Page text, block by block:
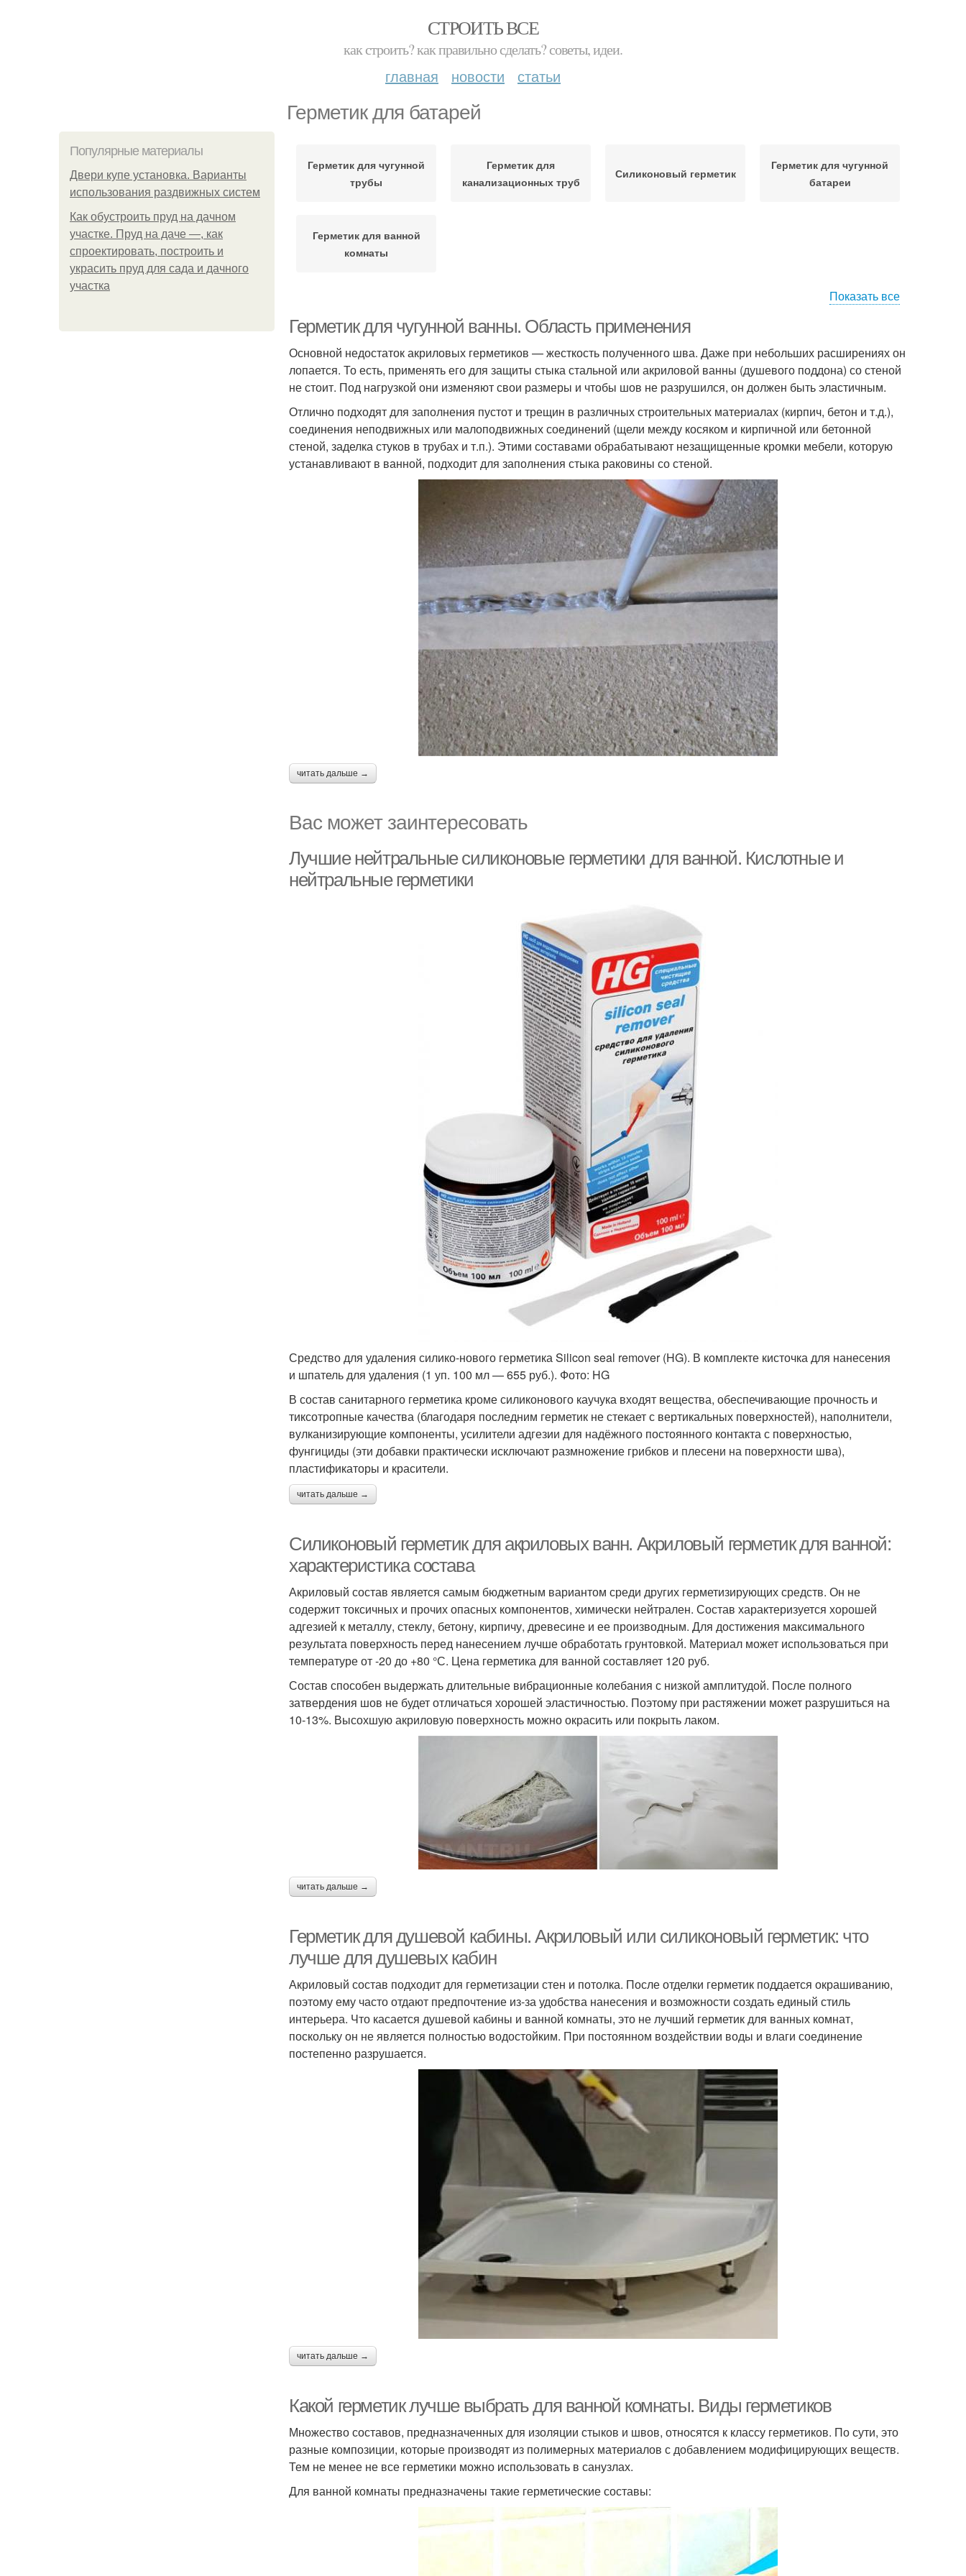
СТРОИТЬ ВСЕ
как строить? как правильно сделать? советы, идеи.
главная новости статьи
Герметик для батарей
Популярные материалы
Двери купе установка. Варианты
использования раздвижных систем
Как обустроить пруд на дачном
участке. Пруд на даче —, как
спроектировать, построить и
украсить пруд для сада и дачного
участка
Герметик для чугунной
трубы
Герметик для
канализационных труб
Силиконовый герметик
Герметик для чугунной
батареи
Герметик для ванной
комнаты
Показать все
Герметик для чугунной ванны. Область применения
Основной недостаток акриловых герметиков — жесткость полученного шва. Даже при небольших расширениях он
лопается. То есть, применять его для защиты стыка стальной или акриловой ванны (душевого поддона) со стеной
не стоит. Под нагрузкой они изменяют свои размеры и чтобы шов не разрушился, он должен быть эластичным.
Отлично подходят для заполнения пустот и трещин в различных строительных материалах (кирпич, бетон и т.д.),
соединения неподвижных или малоподвижных соединений (щели между косяком и кирпичной или бетонной
стеной, заделка стуков в трубах и т.п.). Этими составами обрабатывают незащищенные кромки мебели, которую
устанавливают в ванной, подходит для заполнения стыка раковины со стеной.
читать дальше →
Вас может заинтересовать
Лучшие нейтральные силиконовые герметики для ванной. Кислотные и
нейтральные герметики
Средство для удаления силико-нового герметика Silicon seal remover (HG). В ком­п­лекте кисточка для нанесения
и шпатель для удаления (1 уп. 100 мл — 655 руб.). Фото: HG
В состав санитарного герметика кроме силиконового каучука входят вещества, обеспечивающие прочность и
тиксотропные качества (благодаря последним герметик не стекает с вертикальных поверхностей), наполнители,
вулканизирующие компоненты, усилители адгезии для надёжного постоянного контакта с поверхностью,
фунгициды (эти добавки практически исключают размножение грибков и плесени на поверхности шва),
пластификаторы и красители.
читать дальше →
Силиконовый герметик для акриловых ванн. Акриловый герметик для ванной:
характеристика состава
Акриловый состав является самым бюджетным вариантом среди других герметизирующих средств. Он не
содержит токсичных и прочих опасных компонентов, химически нейтрален. Состав характеризуется хорошей
адгезией к металлу, стеклу, бетону, кирпичу, древесине и ее производным. Для достижения максимального
результата поверхность перед нанесением лучше обработать грунтовкой. Материал может использоваться при
температуре от -20 до +80 °С. Цена герметика для ванной составляет 120 руб.
Состав способен выдержать длительные вибрационные колебания с низкой амплитудой. После полного
затвердения шов не будет отличаться хорошей эластичностью. Поэтому при растяжении может разрушиться на
10-13%. Высохшую акриловую поверхность можно окрасить или покрыть лаком.
читать дальше →
Герметик для душевой кабины. Акриловый или силиконовый герметик: что
лучше для душевых кабин
Акриловый состав подходит для герметизации стен и потолка. После отделки герметик поддается окрашиванию,
поэтому ему часто отдают предпочтение из-за удобства нанесения и возможности создать единый стиль
интерьера. Что касается душевой кабины и ванной комнаты, это не лучший герметик для ванных комнат,
поскольку он не является полностью водостойким. При постоянном воздействии воды и влаги соединение
постепенно разрушается.
читать дальше →
Какой герметик лучше выбрать для ванной комнаты. Виды герметиков
Множество составов, предназначенных для изоляции стыков и швов, относятся к классу герметиков. По сути, это
разные композиции, которые производят из полимерных материалов с добавлением модифицирующих веществ.
Тем не менее не все герметики можно использовать в санузлах.
Для ванной комнаты предназначены такие герметические составы: